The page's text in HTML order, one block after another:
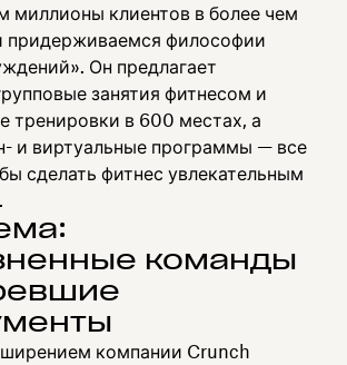
миллионы клиентов в более чем
придерживаемся философии
Он предлагает
занятия фитнесом и
тренировки в 600 местах, а
и виртуальные программы — все
сделать фитнес увлекательным
команды
компании Crunch